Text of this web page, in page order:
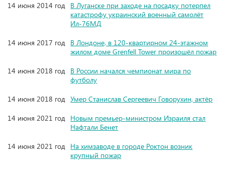
14 июня 2014 год В Луганске при заходе на посадку потерпел
катастрофу украинский военный самолёт
Ил-76МД
14 июня 2017 год В Лондоне, в 120-квартирном 24-этажном
жилом доме Grenfell Tower произошёл пожар
14 июня 2018 год В России начался чемпионат мира по
футболу
14 июня 2018 год Умер Станислав Сергеевич Говорухин, актёр
14 июня 2021 год Новым премьер-министром Израиля стал
Нафтали Бенет
14 июня 2021 год На химзаводе в городе Роктон возник
крупный пожар